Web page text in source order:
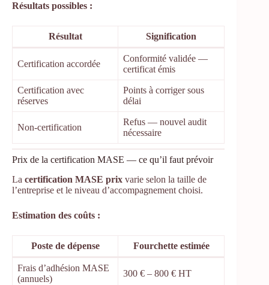
Résultats possibles :
Résultat Signification
Certification accordée
Conformité validée —
certificat émis
Certification avec
réserves
Points à corriger sous
délai
Non-certification
Refus — nouvel audit
nécessaire
Prix de la certification MASE — ce qu’il faut prévoir
La certification MASE prix varie selon la taille de
l’entreprise et le niveau d’accompagnement choisi.
Estimation des coûts :
Poste de dépense Fourchette estimée
Frais d’adhésion MASE
(annuels)
300 € – 800 € HT